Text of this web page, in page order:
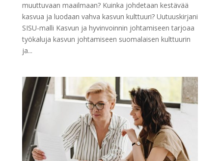
muuttuvaan maailmaan? Kuinka johdetaan kestävää
kasvua ja luodaan vahva kasvun kulttuuri? Uutuuskirjani
SISU-malli Kasvun ja hyvinvoinnin johtamiseen tarjoaa
työkaluja kasvun johtamiseen suomalaisen kulttuurin
ja...